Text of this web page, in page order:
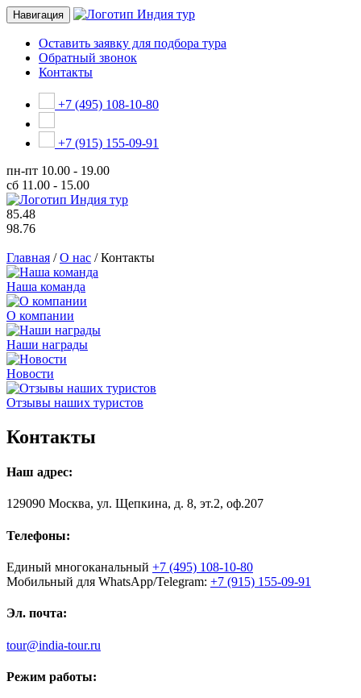
Навигация
Оставить заявку для подбора тура
Обратный звонок
Контакты
+7 (495) 108-10-80
+7 (915) 155-09-91
пн-пт 10.00 - 19.00
сб 11.00 - 15.00
85.48
98.76
Главная /О нас /Контакты
Наша команда
О компании
Наши награды
Новости
Отзывы наших туристов
Контакты
Наш адрес:
129090 Москва, ул. Щепкина, д. 8, эт.2, оф.207
Телефоны:
Единый многоканальный +7 (495) 108-10-80
Мобильный для WhatsApp/Telegram: +7 (915) 155-09-91
Эл. почта:
tour@india-tour.ru
Режим работы: